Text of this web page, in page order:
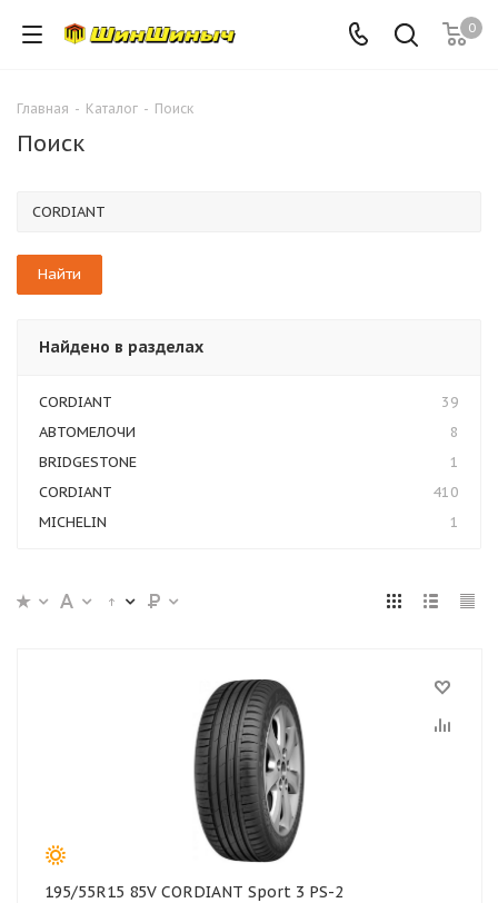
0
Главная - Каталог - Поиск
Поиск
Найдено в разделах
CORDIANT
39
АВТОМЕЛОЧИ
8
BRIDGESTONE
1
CORDIANT
410
MICHELIN
1
195/55R15 85V CORDIANT Sport 3 PS-2